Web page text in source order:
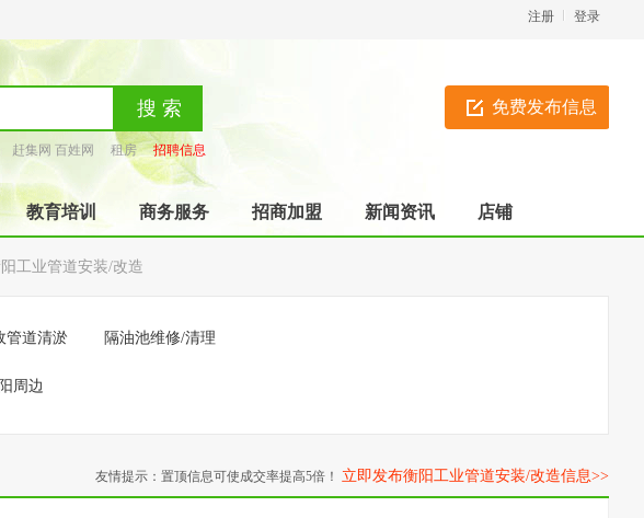
登录
注册
免费发布信息
赶集网 百姓网 租房
招聘信息
教育培训 商务服务 招商加盟 新闻资讯 店铺
工业管道安装/改造
管道清淤 隔油池维修/清理
周边
友情提示：置顶信息可使成交率提高5倍！ 立即发布衡阳工业管道安装/改造信息>>